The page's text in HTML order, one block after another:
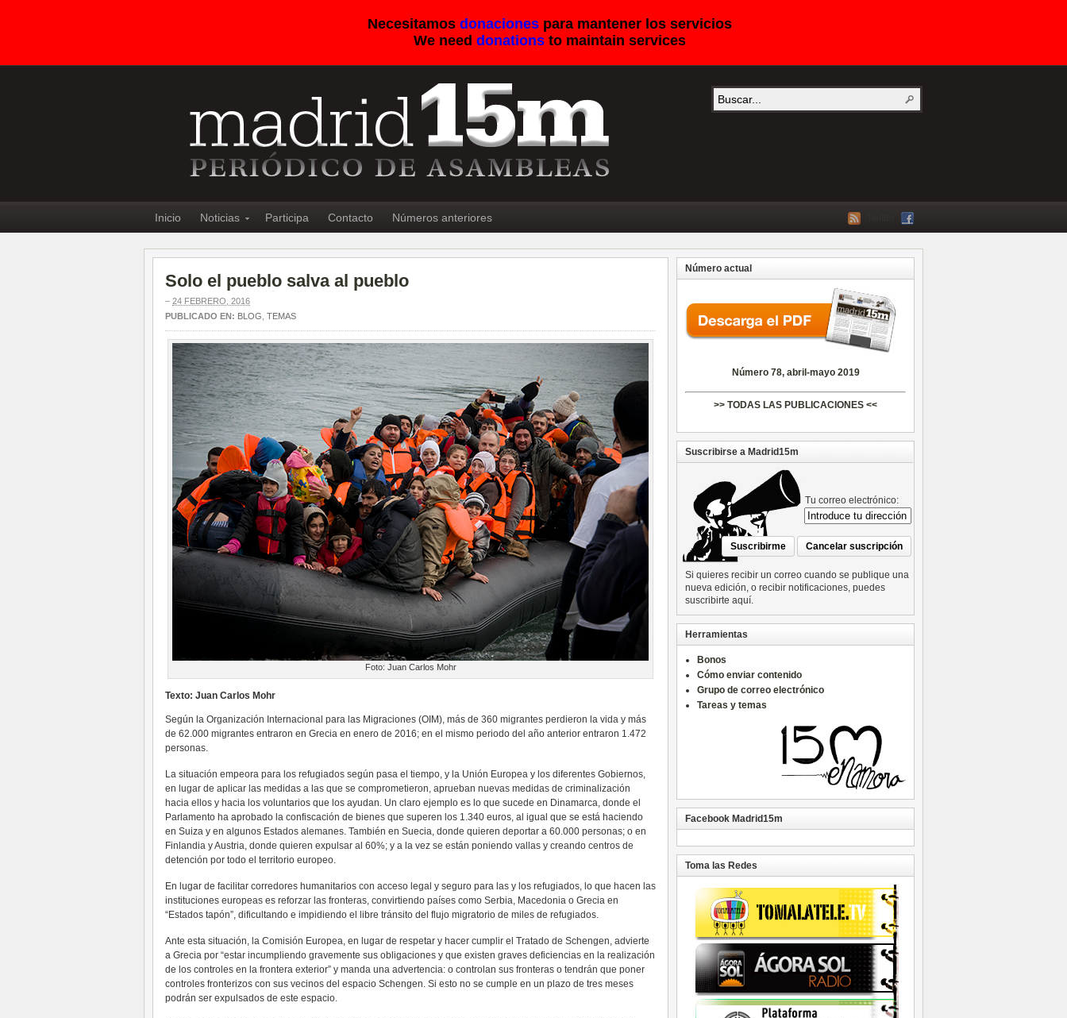
Necesitamos donacionespara mantener los servicios
We need donationsto maintain services
Inicio Noticias Participa Contacto Números anteriores
Solo el pueblo salva al pueblo
– 24 FEBRERO, 2016
PUBLICADO EN: BLOG TEMAS
Foto: Juan Carlos Mohr
Texto: Juan Carlos Mohr
Según la Organización Internacional para las Migraciones (OIM), más de 360 migrantes perdieron la vida y más
de 62.000 migrantes entraron en Grecia en enero de 2016; en el mismo periodo del año anterior entraron 1.472
personas.
La situación empeora para los refugiados según pasa el tiempo, y la Unión Europea y los diferentes Gobiernos,
en lugar de aplicar las medidas a las que se comprometieron, aprueban nuevas medidas de criminalización
hacia ellos y hacia los voluntarios que los ayudan. Un claro ejemplo es lo que sucede en Dinamarca, donde el
Parlamento ha aprobado la confiscación de bienes que superen los 1.340 euros, al igual que se está haciendo
en Suiza y en algunos Estados alemanes. También en Suecia, donde quieren deportar a 60.000 personas; o en
Finlandia y Austria, donde quieren expulsar al 60%; y a la vez se están poniendo vallas y creando centros de
detención por todo el territorio europeo.
En lugar de facilitar corredores humanitarios con acceso legal y seguro para las y los refugiados, lo que hacen las
instituciones europeas es reforzar las fronteras, convirtiendo países como Serbia, Macedonia o Grecia en
“Estados tapón”, dificultando e impidiendo el libre tránsito del flujo migratorio de miles de refugiados.
Ante esta situación, la Comisión Europea, en lugar de respetar y hacer cumplir el Tratado de Schengen, advierte
a Grecia por “estar incumpliendo gravemente sus obligaciones y que existen graves deficiencias en la realización
de los controles en la frontera exterior” y manda una advertencia: o controlan sus fronteras o tendrán que poner
controles fronterizos con sus vecinos del espacio Schengen. Si esto no se cumple en un plazo de tres meses
podrán ser expulsados de este espacio.
Número actual
Número 78, abril-mayo 2019
>> TODAS LAS PUBLICACIONES <<
Suscribirse a Madrid15m
Tu correo electrónico:
Si quieres recibir un correo cuando se publique una
nueva edición, o recibir notificaciones, puedes
suscribirte aquí.
Herramientas
Bonos
Cómo enviar contenido
Grupo de correo electrónico
Tareas y temas
Facebook Madrid15m
Toma las Redes